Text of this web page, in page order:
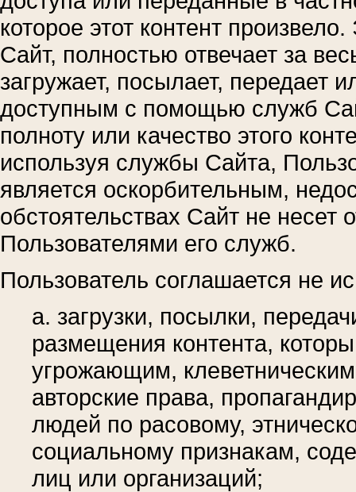
которое этот контент
Сайт, полностью отвечает за
загружает, посылает, передает
доступным с помощью служб
полноту или качество этого
используя службы Сайта,
является оскорбительным,
обстоятельствах Сайт не несет
Пользователями его служб.
Пользователь соглашается не
a. загрузки, посылки,
размещения контента,
угрожающим,
авторские права,
людей по расовому,
социальному признакам,
лиц или организаций;